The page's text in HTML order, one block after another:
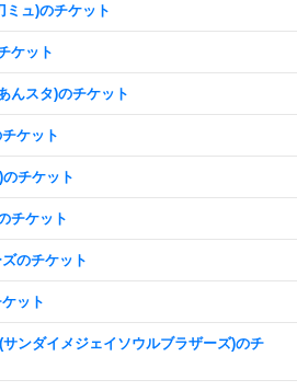
ミュ)のチケット
ケット
んスタ)のチケット
ケット
チケット
チケット
のチケット
ット
ンダイメジェイソウルブラザーズ)のチ